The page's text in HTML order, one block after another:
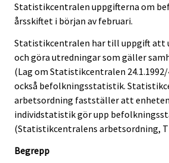
Statistikcentralen uppgifterna om
årsskiftet i början av februari.
Statistikcentralen har till uppgift
och göra utredningar som gäller
(Lag om Statistikcentralen
också befolkningsstatistik.
arbetsordning fastställer att
individstatistik gör upp
(Statistikcentralens arbetsordning,
Begrepp